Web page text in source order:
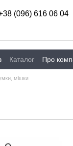
(096) 616 06 04
Каталог Про
мішки